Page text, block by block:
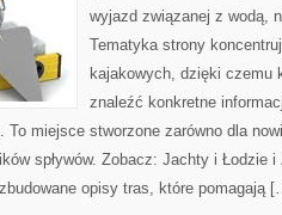
wyjazd związanej z wodą,
Tematyka strony
kajakowych, dzięki czemu
znaleźć konkretne
To miejsce stworzone zarówno dla
spływów. Zobacz: Jachty i Łodzie
opisy tras, które pomagają